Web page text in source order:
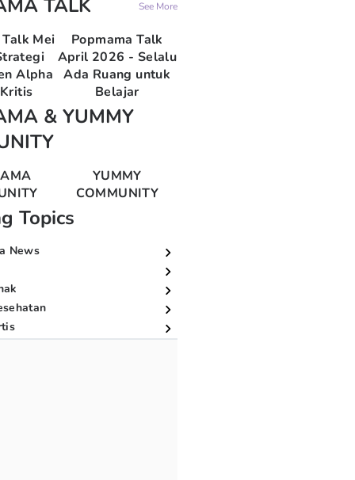
TALK See More
Mei
Alpha
Popmama Talk
April 2026 - Selalu
Ada Ruang untuk
Belajar
& YUMMY
YUMMY
COMMUNITY
Topics
News